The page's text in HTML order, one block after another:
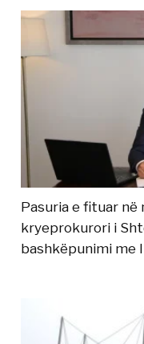
Pasuria e fituar
kryeprokurori i
bashkëpunimi me